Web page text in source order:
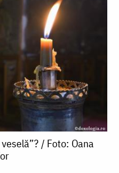
/ Foto: Oana